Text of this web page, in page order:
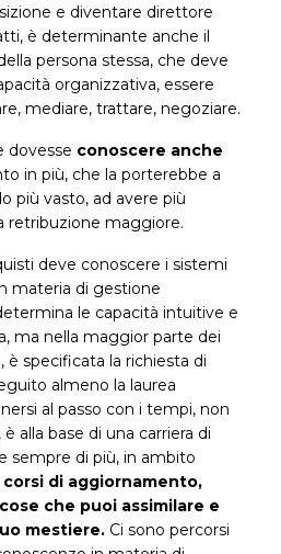
e diventare direttore
è determinante anche il
persona stessa, che deve
organizzativa, essere
mediare, trattare, negoziare.
dovesse conoscere anche
in più, che la porterebbe a
più vasto, ad avere più
retribuzione maggiore.
deve conoscere i sistemi
materia di gestione
le capacità intuitive e
ma nella maggior parte dei
è specificata la richiesta di
almeno la laurea
al passo con i tempi, non
alla base di una carriera di
sempre di più, in ambito
di aggiornamento,
che puoi assimilare e
mestiere. Ci sono percorsi